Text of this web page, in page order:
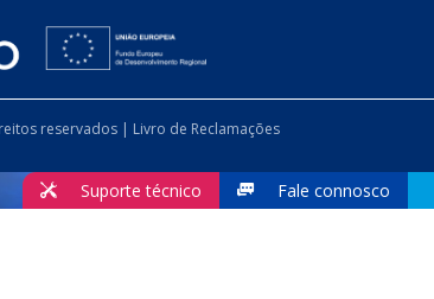
reservados | Livro de Reclamações
Suporte técnico Fale connosco